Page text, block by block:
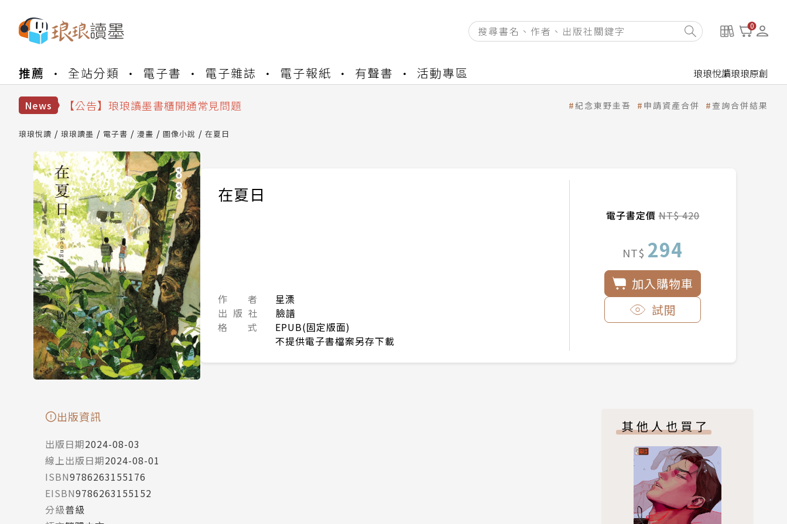
0
推薦 全站分類 電子書 電子雜誌 電子報紙 有聲書 活動專區 琅琅悅讀琅琅原創
News
【公告】琅琅讀墨數位閱讀資產合併與書櫃開通申請
【公告】琅琅讀墨 3 分鐘完成書櫃開通與資產合併申請圖文教學
【公告】琅琅讀墨數位閱讀資產合併與書櫃開通申請
紀念東野圭吾 申請資產合併 查詢合併結果
琅琅悅讀 琅琅讀墨 電子書 漫畫 圖像小說 在夏日
在夏日
作 者
星溧
出 版 社
臉譜
格 式
EPUB(固定版面)
不提供電子書檔案另存下載
電子書定價NT$ 420
NT$ 294
加入購物車
試閱
出版資訊
出版日期2024-08-03
線上出版日期2024-08-01
ISBN9786263155176
EISBN9786263155152
分級普級
其他人也買了